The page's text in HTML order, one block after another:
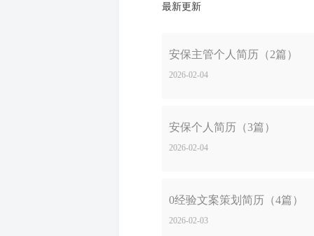
最新更新
安保主管个人简历（2篇）
2026-02-04
安保个人简历（3篇）
2026-02-04
0经验文案策划简历（4篇）
2026-02-03